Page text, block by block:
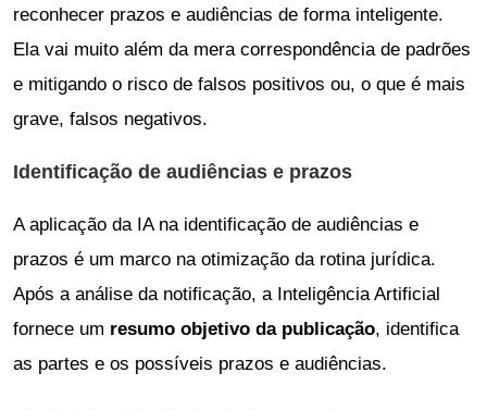
reconhecer prazos e audiências de forma inteligente.
Ela vai muito além da mera correspondência de padrões
e mitigando o risco de falsos positivos ou, o que é mais
grave, falsos negativos.
Identificação de audiências e prazos
A aplicação da IA na identificação de audiências e
prazos é um marco na otimização da rotina jurídica.
Após a análise da notificação, a Inteligência Artificial
fornece um resumo objetivo da publicação, identifica
as partes e os possíveis prazos e audiências.